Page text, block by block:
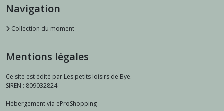
Navigation
Collection du moment
Mentions légales
Ce site est édité par Les petits loisirs de Bye.
SIREN : 809032824
Hébergement via eProShopping